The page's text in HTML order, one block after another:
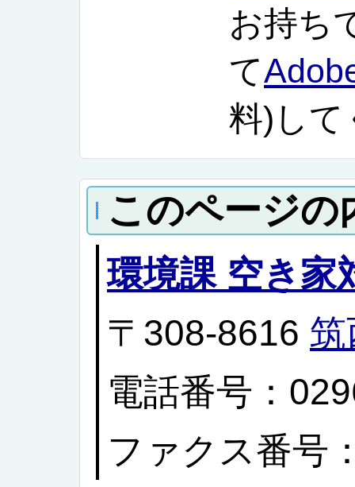
お持ち
て
料)して
このページの
環境課 空き家
〒308-8616 筑
電話番号：
ファクス番号